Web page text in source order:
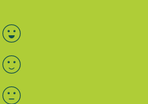
Bewertung auswählen